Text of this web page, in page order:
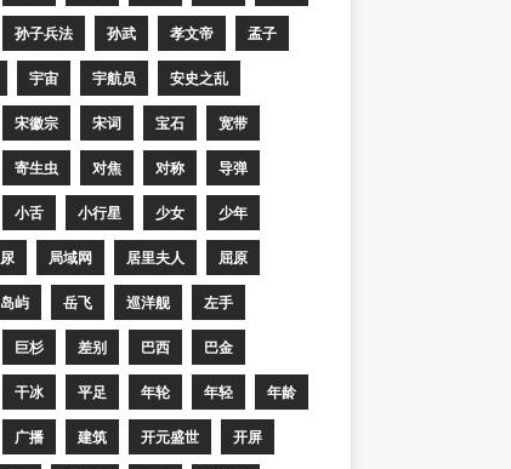
孙子兵法 孙武 孝文帝 孟子
宇宙 宇航员 安史之乱
宋徽宗 宋词 宝石 宽带
寄生虫 对焦 对称 导弹
小舌 小行星 少女 少年
尿 局域网 居里夫人 屈原
岛屿 岳飞 巡洋舰 左手
巨杉 差别 巴西 巴金
干冰 平足 年轮 年轻 年龄
广播 建筑 开元盛世 开屏